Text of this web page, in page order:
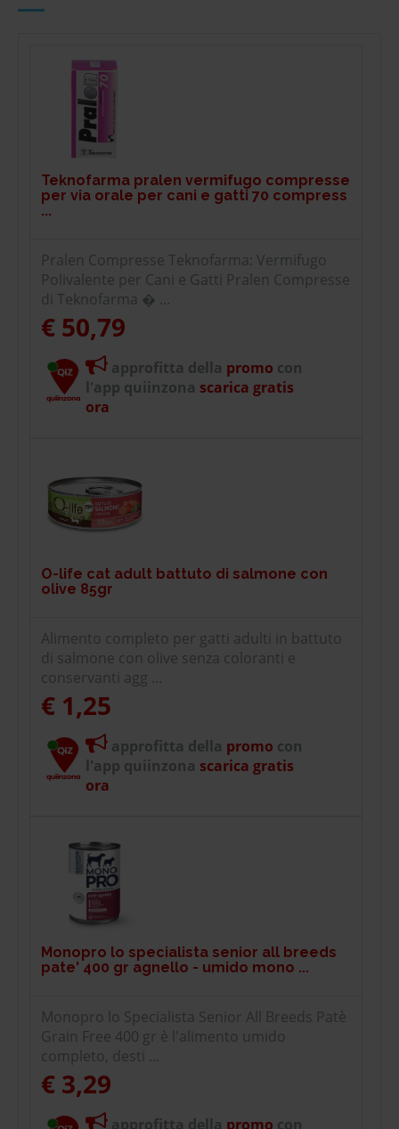
Teknofarma pralen vermifugo compresse
per via orale per cani e gatti 70 compress
...
Pralen Compresse Teknofarma: Vermifugo
Polivalente per Cani e Gatti Pralen Compresse
di Teknofarma � ...
€ 50,79
approfitta della promo con
l'app quiinzona scarica gratis
ora
O-life cat adult battuto di salmone con
olive 85gr
Alimento completo per gatti adulti in battuto
di salmone con olive senza coloranti e
conservanti agg ...
€ 1,25
approfitta della promo con
l'app quiinzona scarica gratis
ora
Monopro lo specialista senior all breeds
pate' 400 gr agnello - umido mono ...
Monopro lo Specialista Senior All Breeds Patè
Grain Free 400 gr è l'alimento umido
completo, desti ...
€ 3,29
approfitta della promo con